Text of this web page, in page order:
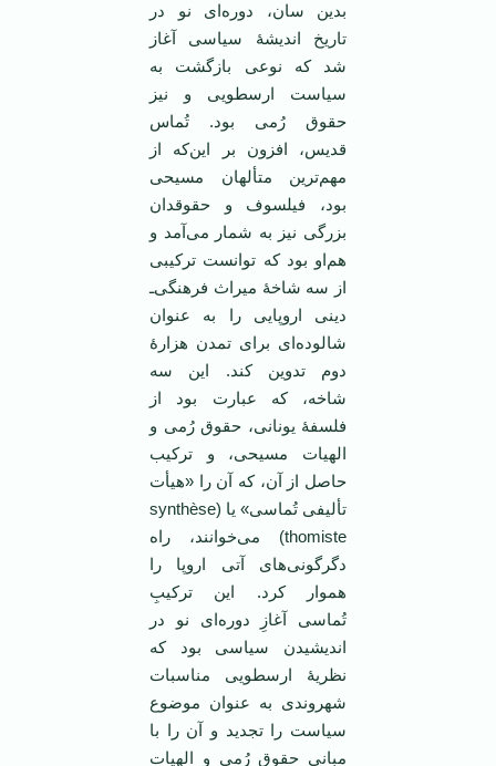
بدین سان، دوره‌ای نو در
تاریخ اندیشۀ سیاسی آغاز
شد که نوعی بازگشت به
سیاست ارسطویی و نیز
حقوق رُمی بود. تُماس
قدیس، افزون بر این‌که از
مهم‌ترین متألهان مسیحی
بود، فیلسوف و حقوقدان
بزرگی نیز به شمار می‌آمد و
هم‌او بود که توانست ترکیبی
از سه شاخۀ میراث فرهنگی‌ـ
دینی اروپایی را به عنوان
شالوده‌ای برای تمدن هزارۀ
دوم تدوین کند. این سه
شاخه، که عبارت بود از
فلسفۀ یونانی، حقوق رُمی و
الهیات مسیحی، و ترکیب
حاصل از آن، که آن را «هیأت
تألیفی تُماسی» یا (synthèse
thomiste) می‌خوانند، راه
دگرگونی‌های آتی اروپا را
هموار کرد. این ترکیبِ
تُماسی آغازِ دوره‌ای نو در
اندیشیدن سیاسی بود که
نظریۀ ارسطویی مناسبات
شهروندی به عنوان موضوع
سیاست را تجدید و آن را با
مبانی حقوق رُمی و الهیات